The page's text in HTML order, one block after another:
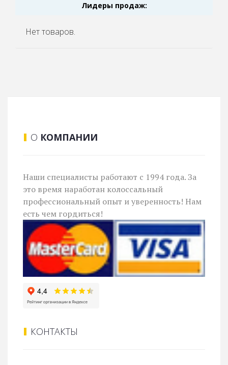
Лидеры продаж:
Нет товаров.
О КОМПАНИИ
Наши специалисты работают с 1994 года. За
это время наработан колоссальный
профессиональный опыт и уверенность! Нам
есть чем гордиться!
КОНТАКТЫ